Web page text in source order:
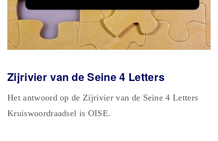
Zijrivier van de Seine 4 Letters
Het antwoord op de Zijrivier van de Seine 4 Letters
Kruiswoordraadsel is OISE.